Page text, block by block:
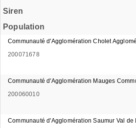
Siren
Population
Communauté d'Agglomération Cholet
200071678
Communauté d'Agglomération Mauges
200060010
Communauté d'Agglomération Saumur Val de